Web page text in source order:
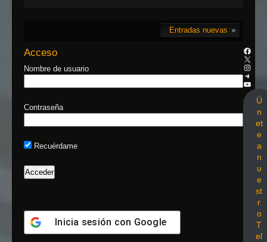
Entradas nuevas
Acceso
Nombre de usuario
Contraseña
Recuérdame
Inicia sesión con Google
Ú
n
et
e
a
n
u
e
st
r
o
T
el